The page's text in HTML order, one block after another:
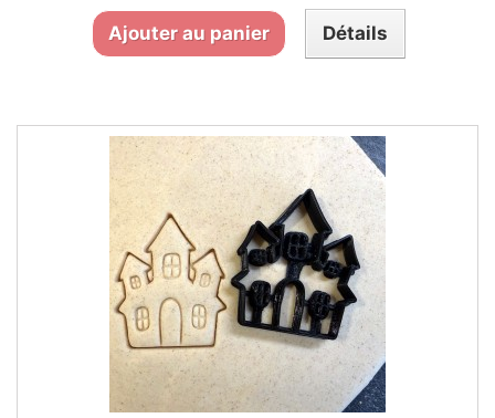
Ajouter au panier Détails